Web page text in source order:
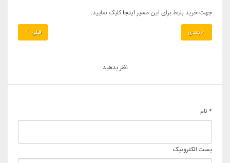
جهت خرید بلیط برای این مسیراینجاکلیک نمایید.
بعدی قبلی
نظر بدهید
* نام
پست الکترونیک